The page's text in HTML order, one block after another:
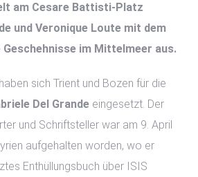
am Cesare Battisti-Platz
und Veronique Loute mit dem
Geschehnisse im Mittelmeer aus.
sich Trient und Bozen für die
Del Grande eingesetzt. Der
und Schriftsteller war am 9. April
aufgehalten worden, wo er
Enthüllungsbuch über ISIS